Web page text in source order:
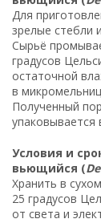
Для
зрелые стебли
Сырьё
градусов
остаточной
в
Полученный
упаковывается
Условия и
вьющийся (
Хранить в
25 градусов
от света и